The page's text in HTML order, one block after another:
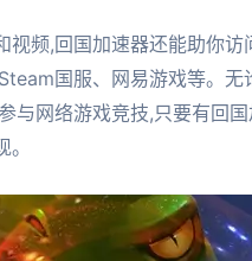
视频,回国加速器还能助你访
国服、网易游戏等。无
与网络游戏竞技,只要有回